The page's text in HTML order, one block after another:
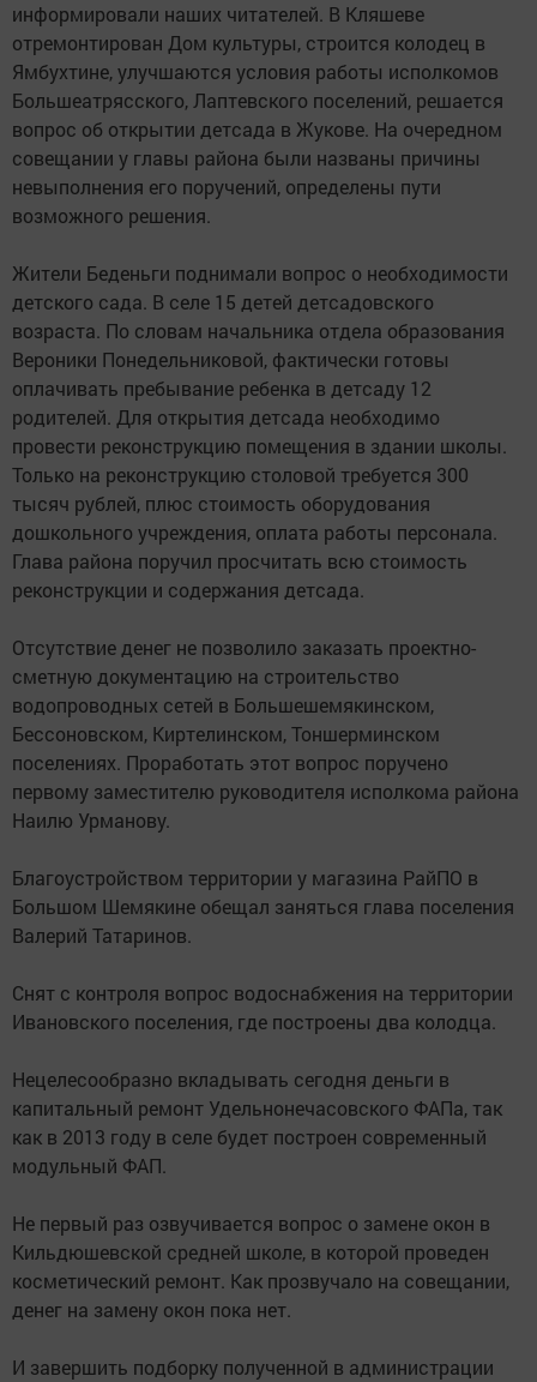
информировали наших читателей. В Кляшеве
отремонтирован Дом культуры, строится колодец в
Ямбухтине, улучшаются условия работы исполкомов
Больше­атрясского, Лаптевского поселений, решается
вопрос об открытии детсада в Жукове. На очередном
совещании у главы района были названы причины
невыполнения его поручений, определены пути
возможного решения.
Жители Беденьги поднимали вопрос о необходимос­ти
детского сада. В селе 15 детей детсадовского
возраста. По словам начальника отдела образования
Вероники Понедельниковой, фактически готовы
оплачивать пребывание ребенка в детсаду 12
родителей. Для открытия детсада необходимо
провести реконструкцию помещения в здании школы.
Только на реконструкцию столовой требуется 300
тысяч руб­лей, плюс стоимость оборудования
дошкольного учреждения, оплата работы персонала.
Глава района поручил просчитать всю стоимость
реконструкции и содержания детсада.
Отсутствие денег не позволило заказать проектно-
сметную документацию на строительство
водопроводных сетей в Большешемякинском,
Бессоновском, Киртелинском, Тоншерминском
поселениях. Проработать этот вопрос поручено
первому заместителю руководителя исполкома района
Наилю Урманову.
Благоустройством территории у магазина РайПО в
Большом Шемякине обещал заняться глава поселения
Валерий Татаринов.
Снят с контроля вопрос водоснабжения на территории
Ивановского поселения, где построены два колодца.
Нецелесообразно вкладывать сегодня деньги в
капитальный ремонт Удельнонечасовского ФАПа, так
как в 2013 году в селе будет построен современный
модульный ФАП.
Не первый раз озвучивается вопрос о замене окон в
Кильдюшевской средней школе, в которой проведен
косметический ремонт. Как прозвучало на совещании,
денег на замену окон пока нет.
И завершить подборку полученной в администрации